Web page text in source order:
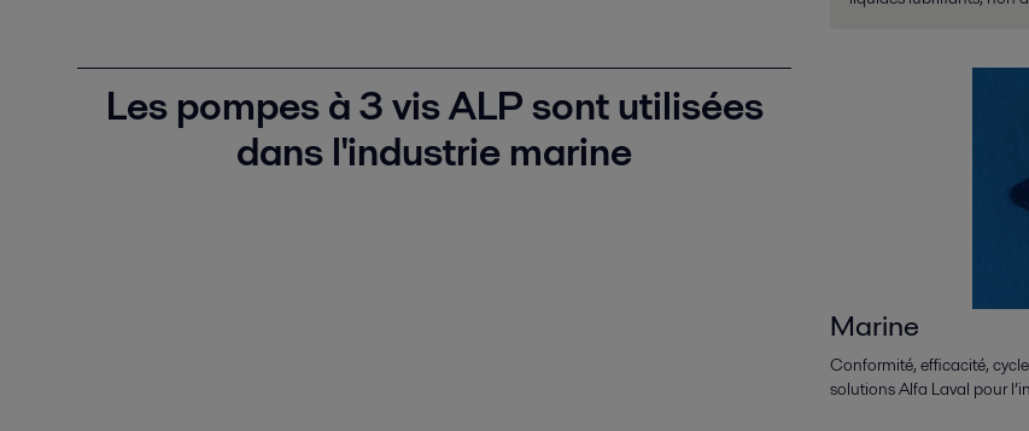
Les pompes à 3 vis ALP sont utilisées
dans l'industrie marine
Marine
Conformité, efficacité,
solutions Alfa Laval pour